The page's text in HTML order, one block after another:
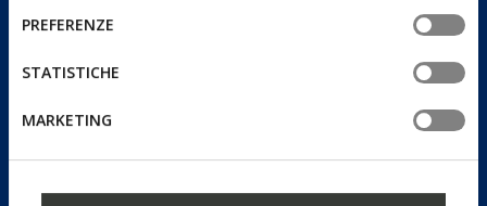
informazioni o per modificare in qualsiasi momento le
tue impostazioni, visita la nostra
consenso
PREFERENZE
STATISTICHE
MARKETING